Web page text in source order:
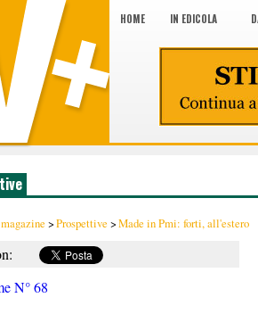
HOME IN EDICOLA
>Prospettive >Made in Pmi: forti, all'estero
N° 68